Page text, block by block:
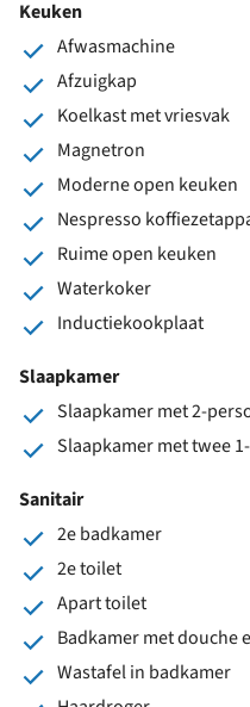
Keuken
Afwasmachine
Afzuigkap
Koelkast met vriesvak
Magnetron
Moderne open keuken
Nespresso
Ruime open keuken
Waterkoker
Inductiekookplaat
Slaapkamer
Slaapkamer met 2-
Slaapkamer met twee
Sanitair
2e badkamer
2e toilet
Apart toilet
Badkamer met douche
Wastafel in badkamer